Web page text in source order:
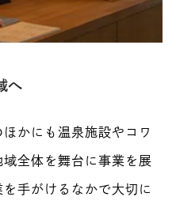
へ
かにも温泉施設やコワ
全体を舞台に事業を展
手がけるなかで大切に